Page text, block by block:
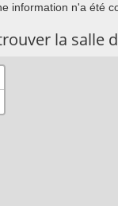
information n'a été
la salle